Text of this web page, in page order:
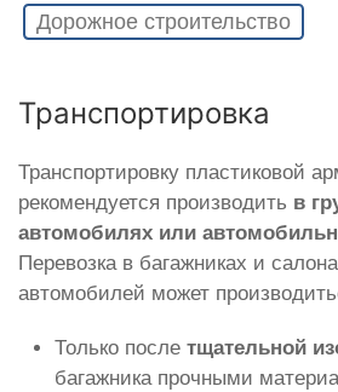
Дорожное строительство
Транспортировка
Транспортировку пластиковой
рекомендуется производить в
автомобилях или
Перевозка в багажниках и
автомобилей может
Только после тщательной
багажника прочными